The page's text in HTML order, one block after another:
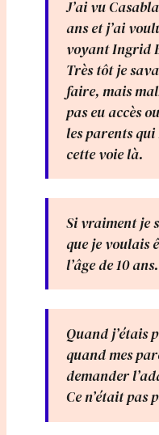
J’ai vu
ans et j’ai
voyant Ingrid
Très tôt je
faire, mais
pas eu accès
les parents qui
cette voie là.
Si vraiment je
que je voulais
l’âge de 10 ans.
Quand j’étais
quand mes
demander
Ce n’était pas